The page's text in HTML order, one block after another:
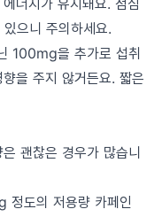
너지가 유지돼요. 점심
으니 주의하세요.
100mg을 추가로 섭취
을 주지 않거든요. 짧은
괜찮은 경우가 많습니
도의 저용량 카페인